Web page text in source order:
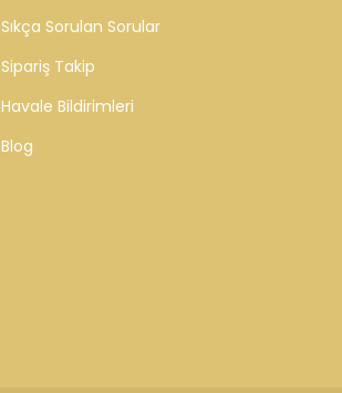
Sıkça Sorulan Sorular
Sipariş Takip
Havale Bildirimleri
Blog